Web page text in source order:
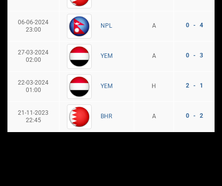
06-06-2024
23:00
NPL A 0 - 4
27-03-2024
02:00
YEM A 0 - 3
22-03-2024
01:00
YEM H 2 - 1
21-11-2023
22:45
BHR A 0 - 2